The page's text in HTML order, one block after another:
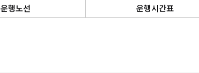
운행노선 운행시간표